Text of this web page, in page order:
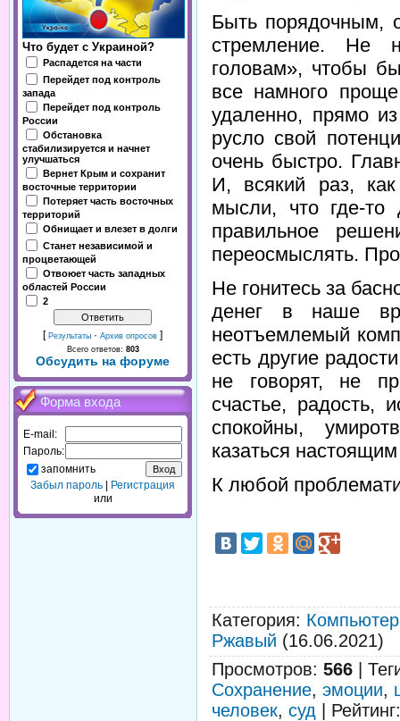
Что будет с Украиной?
Распадется на части
Перейдет под контроль
запада
Перейдет под контроль
России
Обстановка
стабилизируется и начнет
улучшаться
Вернет Крым и сохранит
восточные территории
Потеряет часть восточных
территорий
Обнищает и влезет в долги
Станет независимой и
процветающей
Отвоюет часть западных
областей России
2
[ Результаты · Архив опросов ]
Всего ответов: 803
Обсудить на форуме
Форма входа
E-mail:
Пароль:
запомнить
Забыл пароль
Регистрация
или
Быть порядочным,
стремление. Не
головам», чтобы
все намного
удаленно, прямо
русло свой
очень быстро.
И, всякий раз,
мысли, что где-то
правильное
переосмыслять.
Не гонитесь за
денег в наше
неотъемлемый
есть другие
не говорят, не
счастье, радость,
спокойны,
казаться
К любой
Категория:
Ржавый (16.06.2021)
Просмотров: 566
Сохранение, эмоции,
человек, суд Рейтинг